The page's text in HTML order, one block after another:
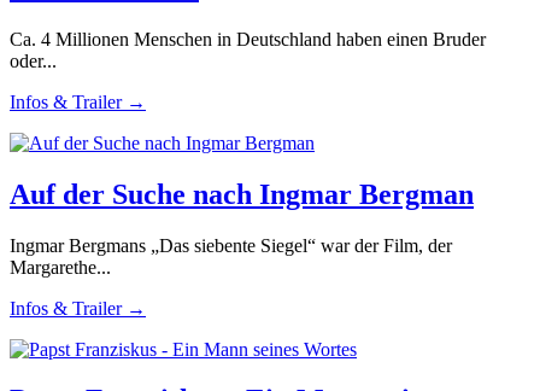
Ca. 4 Millionen Menschen in Deutschland haben einen Bruder
oder...
Infos & Trailer →
Auf der Suche nach Ingmar Bergman
Ingmar Bergmans „Das siebente Siegel“ war der Film, der
Margarethe...
Infos & Trailer →